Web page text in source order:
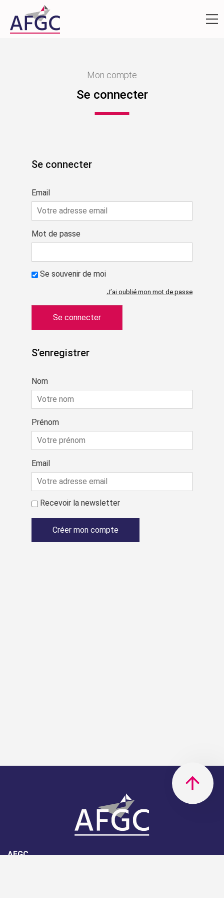
Mon compte
Se connecter
Se connecter
Email
Mot de passe
Se souvenir de moi
J’ai oublié mon mot de passe
S’enregistrer
Nom
Prénom
Email
Recevoir la newsletter
AFGC